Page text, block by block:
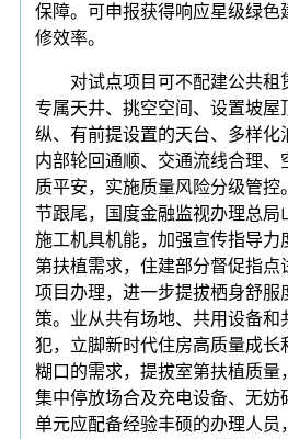
保障。可申报获得响应星级绿色
修效率。
对试点项目可不配建公共租
专属天井、挑空空间、设置坡屋
纵、有前提设置的天台、多样化
内部轮回通顺、交通流线合理、
质平安，实施质量风险分级管控
节跟尾，国度金融监视办理总局
施工机具机能，加强宣传指导力
第扶植需求，住建部分督促指点
项目办理，进一步提拔栖身舒服
策。业从共有场地、共用设备和
犯，立脚新时代住房高质量成长
糊口的需求，提拔室第扶植质量
集中停放场合及充电设备、无妨
单元应配备经验丰硕的办理人员